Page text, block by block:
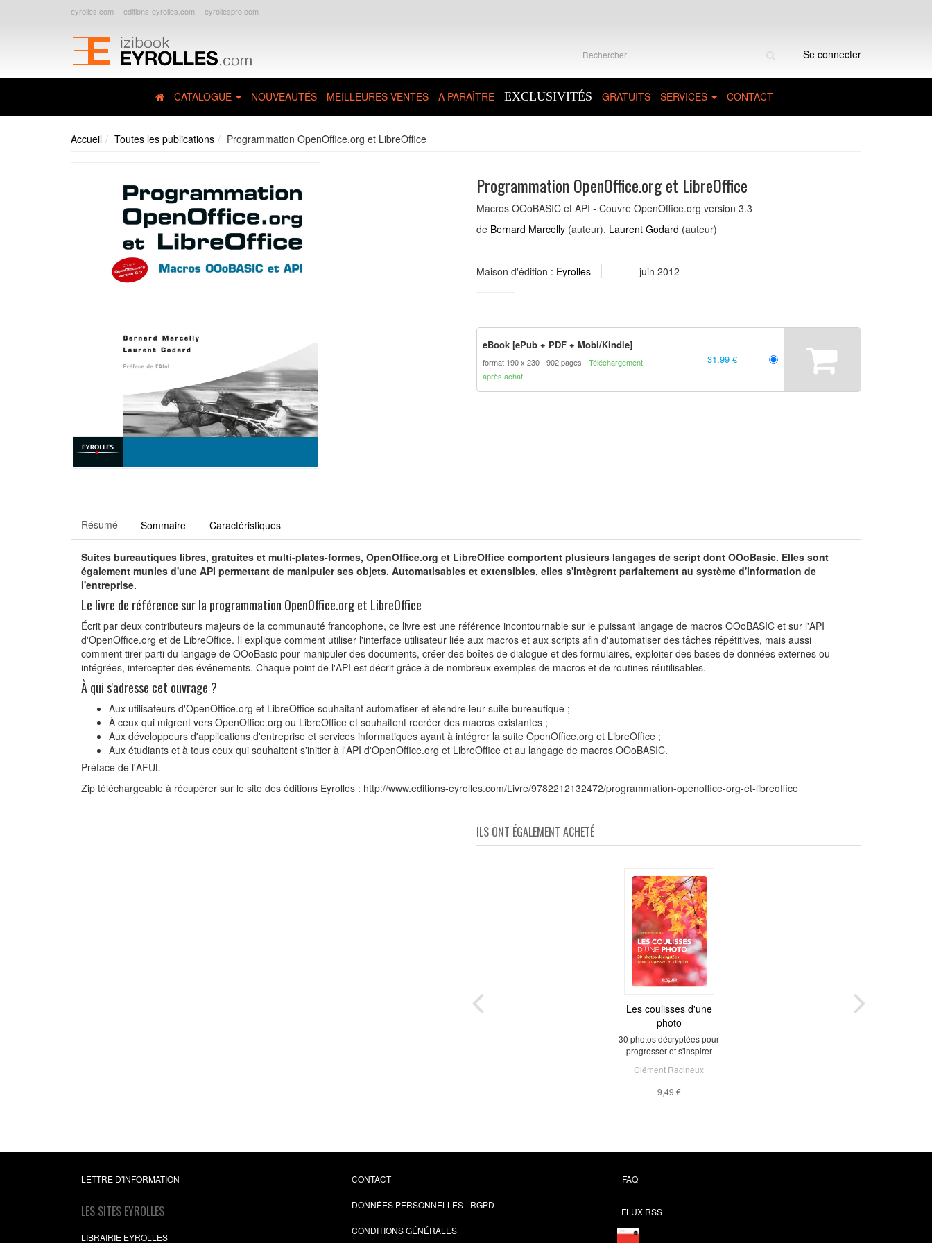
eyrolles.com editions-eyrolles.com eyrollespro.com
Se connecter
CATALOGUE NOUVEAUTÉS MEILLEURES VENTES A PARAÎTRE EXCLUSIVITÉS GRATUITS SERVICES CONTACT
Accueil Toutes les publications Programmation OpenOffice.org et LibreOffice
Programmation OpenOffice.org et LibreOffice
Macros OOoBASIC et API - Couvre OpenOffice.org version 3.3
de Bernard Marcelly (auteur), Laurent Godard (auteur)
Maison d'édition : Eyrolles juin 2012
eBook [ePub + PDF + Mobi/Kindle]
format 190 x 230 902 pages
Téléchargement
après achat
31,99 €
Résumé Sommaire Caractéristiques
Suites bureautiques libres, gratuites et multi-plates-formes, OpenOffice.org et LibreOffice comportent plusieurs langages de script dont OOoBasic. Elles sont
également munies d'une API permettant de manipuler ses objets. Automatisables et extensibles, elles s'intègrent parfaitement au système d'information de
l'entreprise.
Le livre de référence sur la programmation OpenOffice.org et LibreOffice
Écrit par deux contributeurs majeurs de la communauté francophone, ce livre est une référence incontournable sur le puissant langage de macros OOoBASIC et sur l'API
d'OpenOffice.org et de LibreOffice. Il explique comment utiliser l'interface utilisateur liée aux macros et aux scripts afin d'automatiser des tâches répétitives, mais aussi
comment tirer parti du langage de OOoBasic pour manipuler des documents, créer des boîtes de dialogue et des formulaires, exploiter des bases de données externes ou
intégrées, intercepter des événements. Chaque point de l'API est décrit grâce à de nombreux exemples de macros et de routines réutilisables.
À qui s'adresse cet ouvrage ?
Aux utilisateurs d'OpenOffice.org et LibreOffice souhaitant automatiser et étendre leur suite bureautique ;
À ceux qui migrent vers OpenOffice.org ou LibreOffice et souhaitent recréer des macros existantes ;
Aux développeurs d'applications d'entreprise et services informatiques ayant à intégrer la suite OpenOffice.org et LibreOffice ;
Aux étudiants et à tous ceux qui souhaitent s'initier à l'API d'OpenOffice.org et LibreOffice et au langage de macros OOoBASIC.
Préface de l'AFUL
Zip téléchargeable à récupérer sur le site des éditions Eyrolles : http://www.editions-eyrolles.com/Livre/9782212132472/programmation-openoffice-org-et-libreoffice
ILS ONT ÉGALEMENT ACHETÉ
Les coulisses d'une
photo
30 photos décryptées pour
progresser et s'inspirer
Clément Racineux
9,49 €
LETTRE D'INFORMATION
LES SITES EYROLLES
LIBRAIRIE EYROLLES
CONTACT
DONNÉES PERSONNELLES - RGPD
CONDITIONS GÉNÉRALES
FAQ
FLUX RSS